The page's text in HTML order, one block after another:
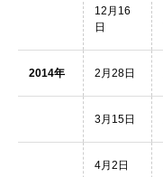
12月16
日
2014年 2月28日
3月15日
4月2日